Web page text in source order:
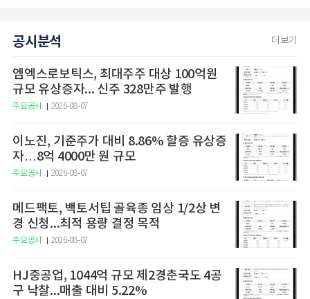
공시분석 더보기
엠엑스로보틱스, 최대주주 대상 100억원
규모 유상증자... 신주 328만주 발행
주요공시 2026-08-07
이노진, 기준주가 대비 8.86% 할증 유상증
자…8억 4000만 원 규모
주요공시 2026-08-07
메드팩토, 백토서팁 골육종 임상 1/2상 변
경 신청...최적 용량 결정 목적
주요공시 2026-08-07
HJ중공업, 1044억 규모 제2경춘국도 4공
구 낙찰...매출 대비 5.22%